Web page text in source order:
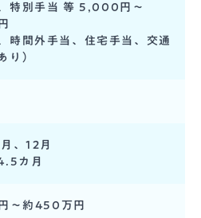
特別手当 等 5,000円～
時間外手当、住宅手当、交通
り）
、12月
カ月
〜約450万円